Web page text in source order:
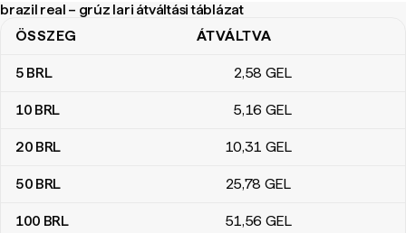
brazil real – grúz lari átváltási táblázat
brazil real – grúz lari átváltási táblázat
ÖSSZEG ÁTVÁLTVA
5 BRL 2,58 GEL
10 BRL 5,16 GEL
20 BRL 10,31 GEL
50 BRL 25,78 GEL
100 BRL 51,56 GEL